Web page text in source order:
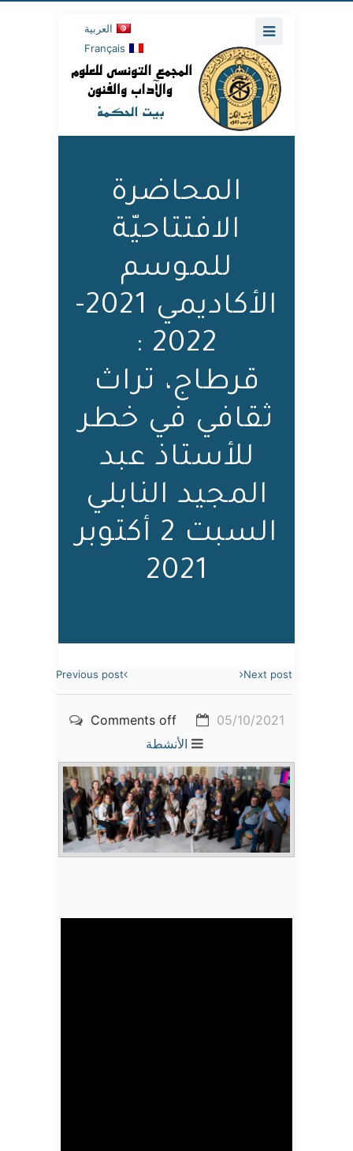
العربية
Français
المحاضرة
الافتتاحيّة
للموسم
الأكاديمي 2021-
2022 :
قرطاج، تراث
ثقافي في خطر
للأستاذ عبد
المجيد النابلي
السبت 2 أكتوبر
2021
Previous post Next post
05/10/2021
Comments off
الأنشطة